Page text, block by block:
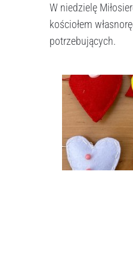
W niedzielę
kościołem
potrzebujących.